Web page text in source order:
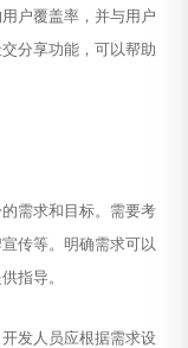
户覆盖率，并与用户
分享功能，可以帮助
需求和目标。需要考
传等。明确需求可以
指导。
发人员应根据需求设